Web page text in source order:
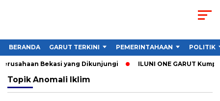
BERANDA GARUT TERKINI PEMERINTAHAAN POLITIK
Bekasi yang Dikunjungi ILUNI ONE GARUT
Topik Anomali Iklim